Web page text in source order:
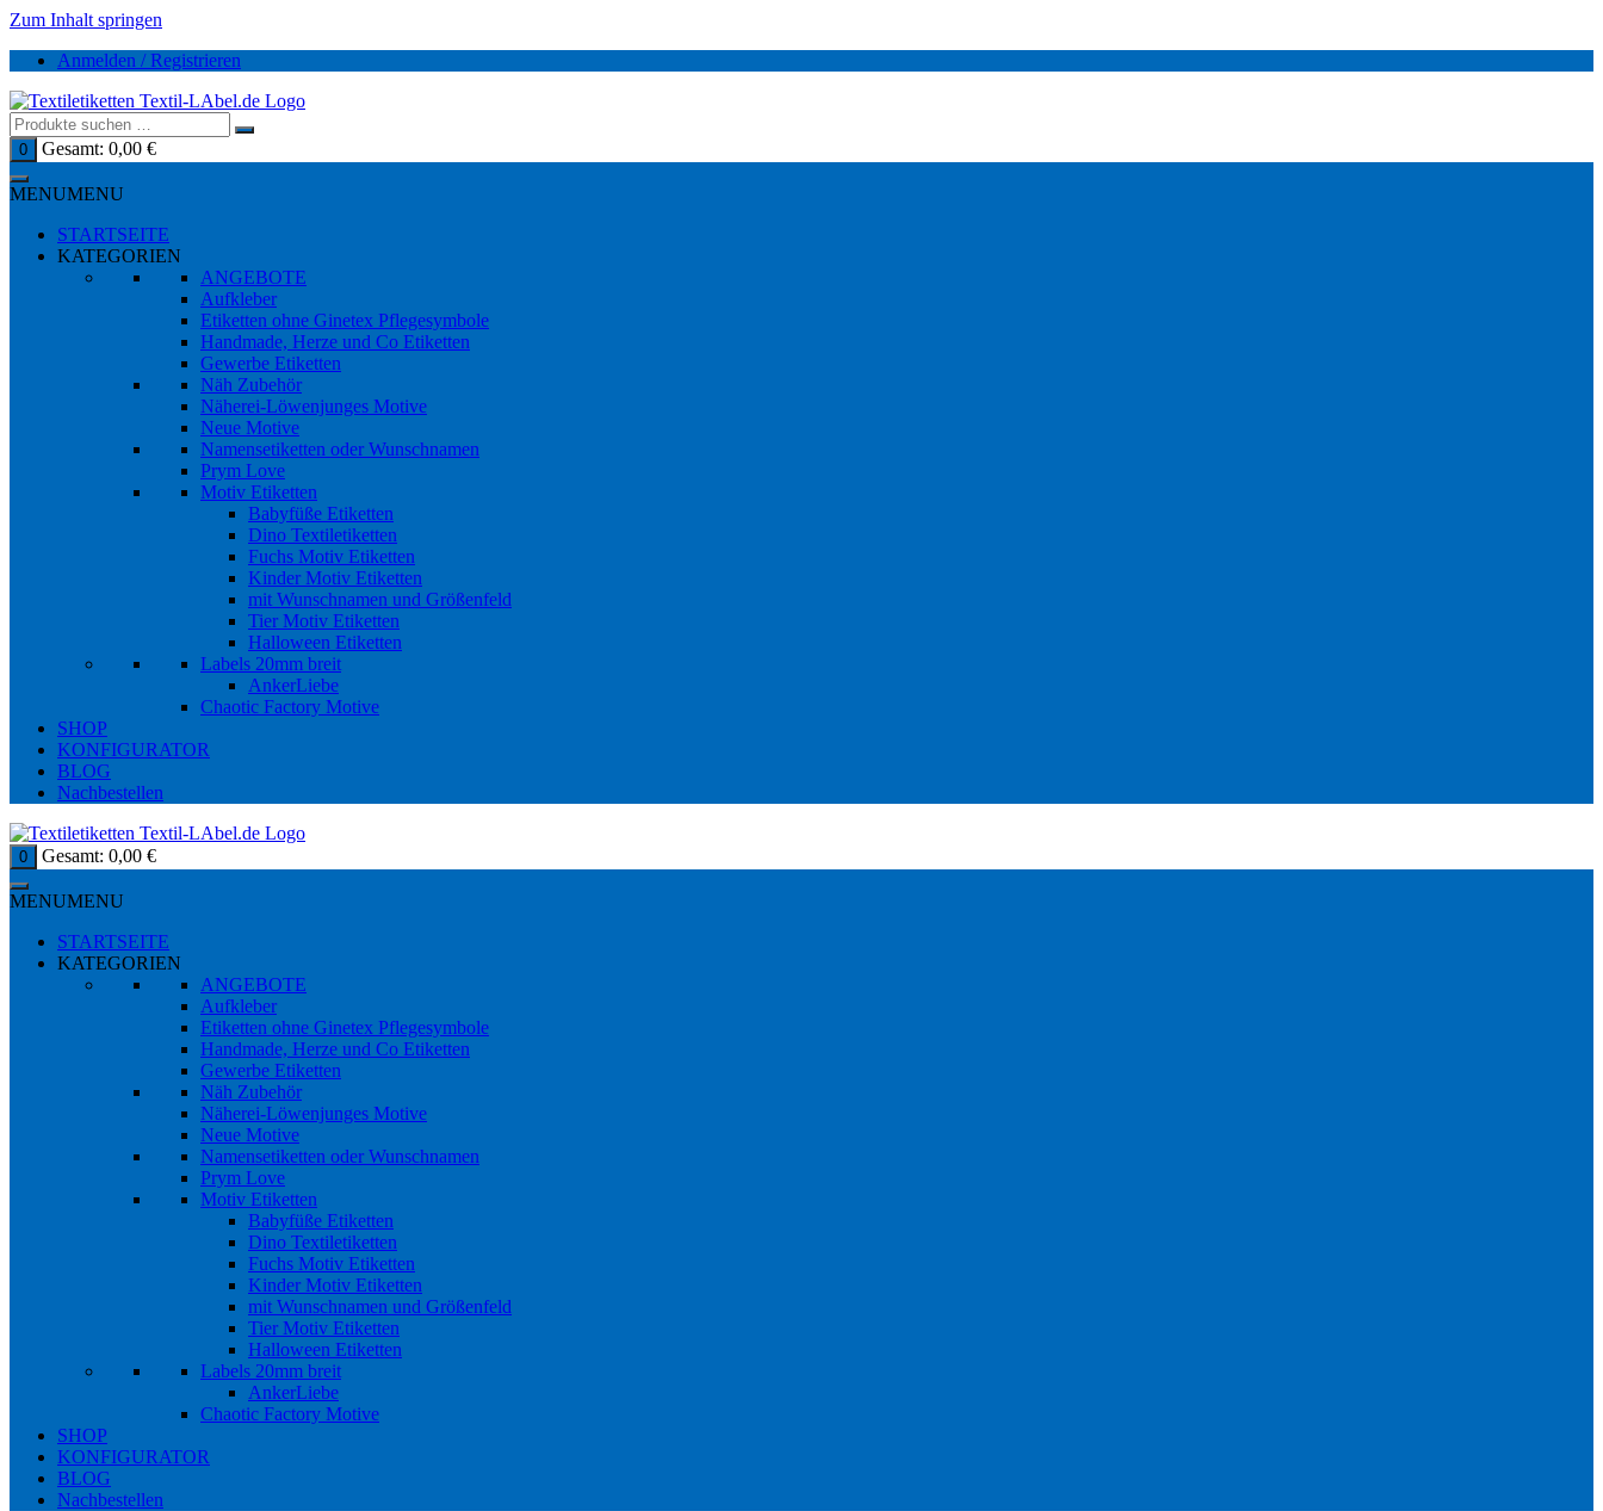
Zum Inhalt springen
Anmelden / Registrieren
0 Gesamt: 0,00 €
MENUMENU
STARTSEITE
KATEGORIEN
ANGEBOTE
Aufkleber
Etiketten ohne Ginetex Pflegesymbole
Handmade, Herze und Co Etiketten
Gewerbe Etiketten
Näh Zubehör
Näherei-Löwenjunges Motive
Neue Motive
Namensetiketten oder Wunschnamen
Prym Love
Motiv Etiketten
Babyfüße Etiketten
Dino Textiletiketten
Fuchs Motiv Etiketten
Kinder Motiv Etiketten
mit Wunschnamen und Größenfeld
Tier Motiv Etiketten
Halloween Etiketten
Labels 20mm breit
AnkerLiebe
Chaotic Factory Motive
SHOP
KONFIGURATOR
BLOG
Nachbestellen
0 Gesamt: 0,00 €
MENUMENU
STARTSEITE
KATEGORIEN
ANGEBOTE
Aufkleber
Etiketten ohne Ginetex Pflegesymbole
Handmade, Herze und Co Etiketten
Gewerbe Etiketten
Näh Zubehör
Näherei-Löwenjunges Motive
Neue Motive
Namensetiketten oder Wunschnamen
Prym Love
Motiv Etiketten
Babyfüße Etiketten
Dino Textiletiketten
Fuchs Motiv Etiketten
Kinder Motiv Etiketten
mit Wunschnamen und Größenfeld
Tier Motiv Etiketten
Halloween Etiketten
Labels 20mm breit
AnkerLiebe
Chaotic Factory Motive
SHOP
KONFIGURATOR
BLOG
Nachbestellen